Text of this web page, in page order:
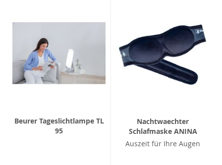
Beurer Tageslichtlampe TL
95
Nachtwaechter
Schlafmaske ANINA
Auszeit für Ihre Augen